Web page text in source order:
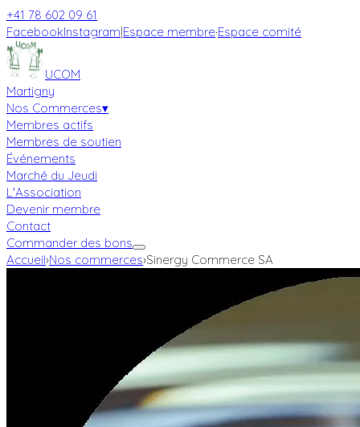
+41 78 602 09 61
FacebookInstagram|Espace membre·Espace comité
UCOM
Martigny
Nos Commerces▾
Membres actifs
Membres de soutien
Événements
Marché du Jeudi
L'Association
Devenir membre
Contact
Commander des bons
Accueil›Nos commerces›Sinergy Commerce SA